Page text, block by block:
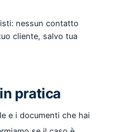
nessun contatto
cliente, salvo tua
pratica
e i documenti che hai